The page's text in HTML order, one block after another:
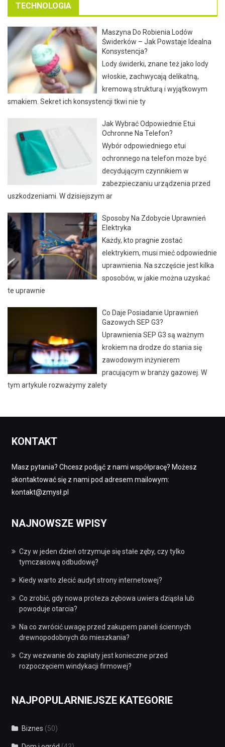
TECHNOLOGIA
Maszyna Do Robienia Lodów
Świderków – Jak Powstaje Idealna
Konsystencja?
Lody świderki, znane też jako lody
włoskie, zachwycają delikatną,
kremową strukturą i wyjątkowym
smakiem. Sekret ich konsystencji tkwi nie ty
Jak Wybrać Odpowiednie Etui
Ochronne Na Telefon?
Wybór odpowiedniego etui
ochronnego na telefon może być
decydującym czynnikiem w
zabezpieczaniu urządzenia przed
uszkodzeniami. W dzisiejszym ar
Sposoby Na Zdobycie Uprawnień
Elektryka
Każdy, kto pragnie zostać
elektrykiem, musi mieć odpowiednie
uprawnienia. Na szczęście jest kilka
sposobów, w jakie można uzyskać
te uprawnie
Co Daje Posiadanie Uprawnień
Gazowych SEP G3?
Uprawnienia SEP G3 są ważnym
krokiem na drodze do stania się
zawodowym inżynierem
pracującym w branży gazowej. W
tym artykule rozważymy zalety
KONTAKT
Masz pytania? Chcesz podjąć z nami współpracę? Możesz
skontaktować się z nami pod adresem mailowym:
kontakt@zmysł.pl
NAJNOWSZE WPISY
Czy w jeden dzień otrzymuje się stałe zęby, czy tylko
tymczasową odbudowę?
Kiedy warto zlecić audyt strony internetowej?
Co zrobić, gdy nowa proteza zębowa uwiera dziąsła lub
powoduje otarcia?
Na co zwrócić uwagę przed zakupem paneli ściennych
drewnopodobnych do mieszkania?
Czy wezwanie do zapłaty jest konieczne przed
rozpoczęciem windykacji firmowej?
NAJPOPULARNIEJSZE KATEGORIE
Biznes (50)